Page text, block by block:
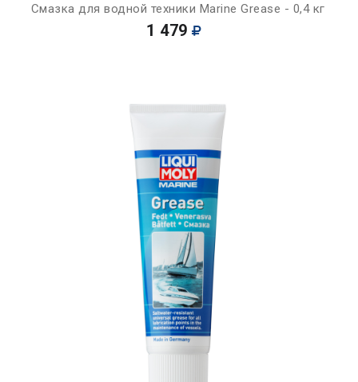
Смазка для водной техники Marine Grease - 0,4 кг
1 479